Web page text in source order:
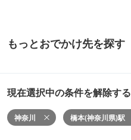
もっとおでかけ先を探す
現在選択中の条件を解除する
神奈川 橋本(神奈川県)駅